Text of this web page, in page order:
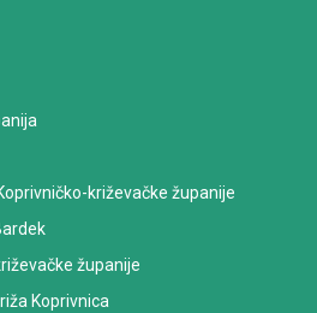
križevačke županije
županije
Koprivnica